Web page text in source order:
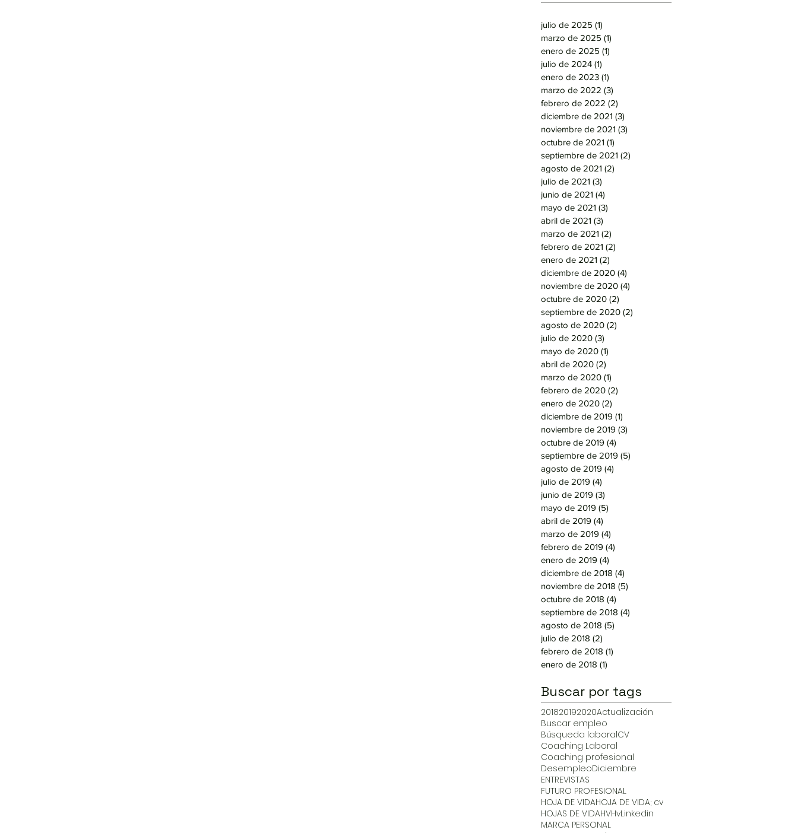
julio de 2025 (1)
marzo de 2025 (1)
enero de 2025 (1)
julio de 2024 (1)
enero de 2023 (1)
marzo de 2022 (3)
febrero de 2022 (2)
diciembre de 2021 (3)
noviembre de 2021 (3)
octubre de 2021 (1)
septiembre de 2021 (2)
agosto de 2021 (2)
julio de 2021 (3)
junio de 2021 (4)
mayo de 2021 (3)
abril de 2021 (3)
marzo de 2021 (2)
febrero de 2021 (2)
enero de 2021 (2)
diciembre de 2020 (4)
noviembre de 2020 (4)
octubre de 2020 (2)
septiembre de 2020 (2)
agosto de 2020 (2)
julio de 2020 (3)
mayo de 2020 (1)
abril de 2020 (2)
marzo de 2020 (1)
febrero de 2020 (2)
enero de 2020 (2)
diciembre de 2019 (1)
noviembre de 2019 (3)
octubre de 2019 (4)
septiembre de 2019 (5)
agosto de 2019 (4)
julio de 2019 (4)
junio de 2019 (3)
mayo de 2019 (5)
abril de 2019 (4)
marzo de 2019 (4)
febrero de 2019 (4)
enero de 2019 (4)
diciembre de 2018 (4)
noviembre de 2018 (5)
octubre de 2018 (4)
septiembre de 2018 (4)
agosto de 2018 (5)
julio de 2018 (2)
febrero de 2018 (1)
enero de 2018 (1)
Buscar por tags
201820192020Actualización
Buscar empleo
Búsqueda laboralCV
Coaching Laboral
Coaching profesional
DesempleoDiciembre
ENTREVISTAS
FUTURO PROFESIONAL
HOJA DE VIDAHOJA DE VIDA; cv
HOJAS DE VIDAHVHvLinkedin
MARCA PERSONAL